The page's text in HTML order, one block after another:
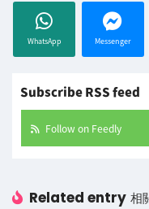
WhatsApp Messenger
Subscribe RSS feed
Follow on Feedly
Related entry 相